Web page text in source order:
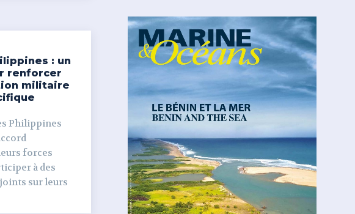
: un
renforcer
militaire
Philippines
forces
à des
sur leurs